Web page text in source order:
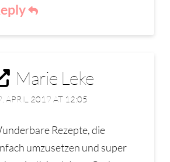
Marie Leke
APRIL 2019 AT 12:05
Rezepte, die
umzusetzen und super